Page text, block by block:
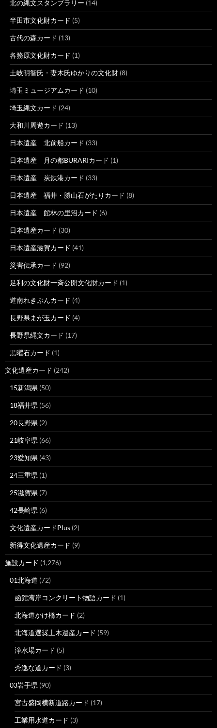
北の縄文スタンプラリー (14)
半田市文化財カード (5)
古代の森カード (13)
各務原文化財カード (1)
土岐明智氏・妻木氏ゆかりの文化財 (8)
埼玉ミュージアムカード (10)
埼玉縄文カード (24)
大和川周遊カード (13)
日本遺産 北前船カード (33)
日本遺産 月の都BURARIカード (1)
日本遺産 炭鉄港カード (33)
日本遺産 福井・勝山石がたりカード (8)
日本遺産 館林の里沼カード (6)
日本遺産カード (30)
日本遺産滋賀カード (41)
災害伝承カード (92)
足利の文化財一斉公開文化財カード (1)
道南れきぶんカード (4)
長野県まが玉カード (4)
長野県縄文カード (17)
黒曜石カード (1)
文化遺産カード (242)
15新潟県 (50)
18福井県 (56)
20長野県 (2)
21岐阜県 (66)
23愛知県 (43)
24三重県 (1)
25滋賀県 (7)
42長崎県 (6)
文化遺産カードPlus (2)
新得文化遺産カード (9)
施設カード (1,276)
01北海道 (72)
函館湾岸コンクリート物語カード (1)
北海道かけ橋カード (2)
北海道選奨土木遺産カード (59)
浄水場カード (5)
秀逸な道カード (3)
03岩手県 (90)
宮古盛岡横断道路カード (17)
工業用水道カード (3)